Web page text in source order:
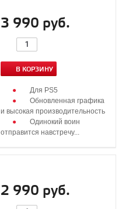
3 990 руб.
В КОРЗИНУ
Для PS5
Обновленная графика
и высокая производительность
Одинокий воин
отправится навстречу...
2 990 руб.